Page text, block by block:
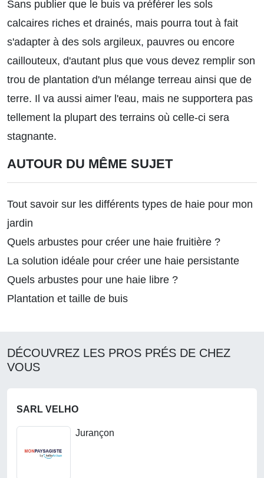
Sans publier que le buis va préférer les sols
calcaires riches et drainés, mais pourra tout à fait
s'adapter à des sols argileux, pauvres ou encore
caillouteux, d'autant plus que vous devez remplir son
trou de plantation d'un mélange terreau ainsi que de
terre. Il va aussi aimer l'eau, mais ne supportera pas
tellement la plupart des terrains où celle-ci sera
stagnante.
AUTOUR DU MÊME SUJET
Tout savoir sur les différents types de haie pour mon
jardin
Quels arbustes pour créer une haie fruitière ?
La solution idéale pour créer une haie persistante
Quels arbustes pour une haie libre ?
Plantation et taille de buis
DÉCOUVREZ LES PROS PRÉS DE CHEZ
VOUS
SARL VELHO
Jurançon